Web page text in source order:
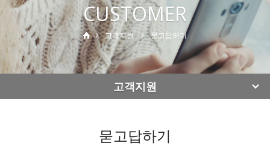
CUSTOMER
고객지원 묻고답하기
고객지원
묻고답하기